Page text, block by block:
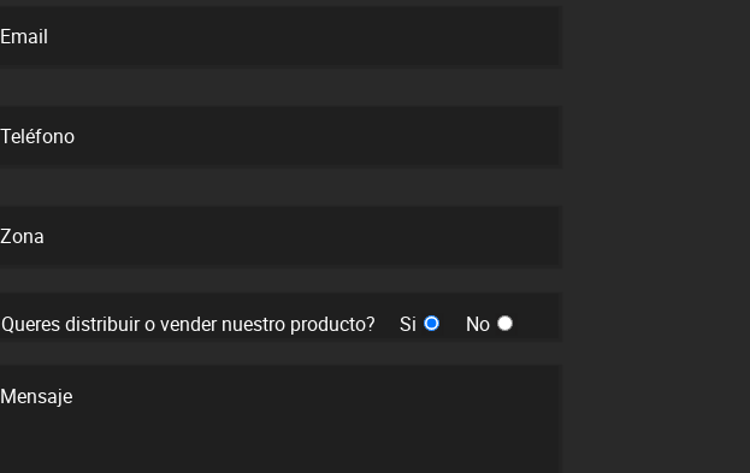
Queres distribuir o vender nuestro producto? Si No